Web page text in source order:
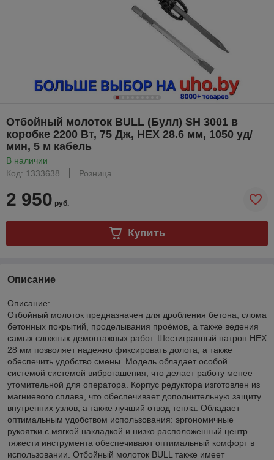
Отбойный молоток BULL (Булл) SH 3001 в
коробке 2200 Вт, 75 Дж, HEX 28.6 мм, 1050 уд/
мин, 5 м кабель
В наличии
Код: 1333638
Розница
2 950 руб.
Купить
Описание
Описание:
Отбойный молоток предназначен для дробления бетона, слома
бетонных покрытий, проделывания проёмов, а также ведения
самых сложных демонтажных работ. Шестигранный патрон НЕХ
28 мм позволяет надежно фиксировать долота, а также
обеспечить удобство смены. Модель обладает особой
системой системой виброгашения, что делает работу менее
утомительной для оператора. Корпус редуктора изготовлен из
магниевого сплава, что обеспечивает дополнительную защиту
внутренних узлов, а также лучший отвод тепла. Обладает
оптимальным удобством использования: эргономичные
рукоятки с мягкой накладкой и низко расположенный центр
тяжести инструмента обеспечивают оптимальный комфорт в
использовании. Отбойный молоток BULL также имеет